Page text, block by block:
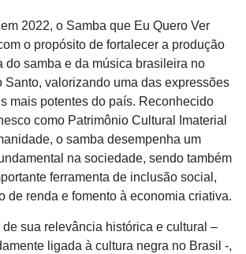
2022, o Samba que Eu Quero Ver
o propósito de fortalecer a produção
do samba e da música brasileira no
Santo, valorizando uma das expressões
mais potentes do país. Reconhecido
como Patrimônio Cultural Imaterial
o samba desempenha um
na sociedade, sendo também
ferramenta de inclusão social,
de renda e fomento à economia criativa.
de sua relevância histórica e cultural –
ligada à cultura negra no Brasil -,